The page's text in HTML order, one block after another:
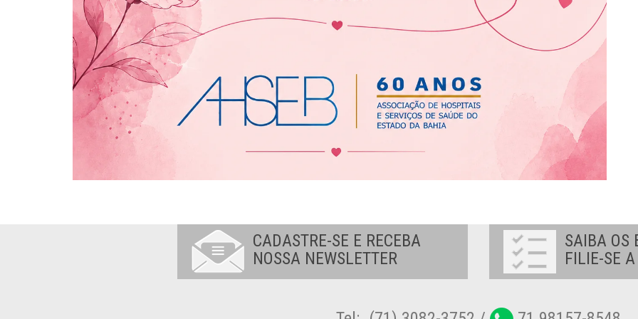
CADASTRE-SE E RECEBA
NOSSA NEWSLETTER
SAIBA OS
FILIE-SE